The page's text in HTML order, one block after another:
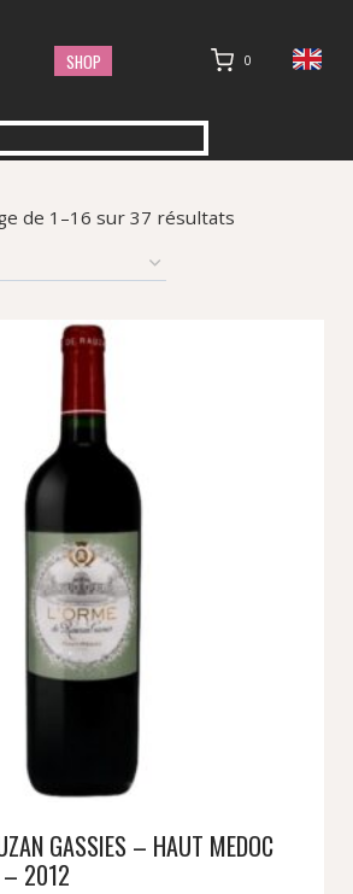
SHOP 0
de 1–16 sur 37 résultatsTrié
GASSIES – HAUT MEDOC
– 2012